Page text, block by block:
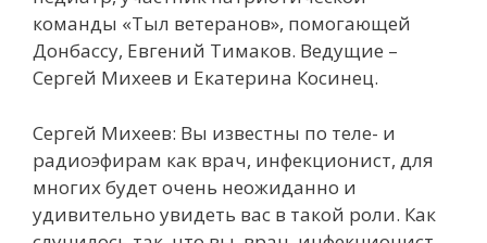
команды «Тыл ветеранов», помогающей
Донбассу, Евгений Тимаков. Ведущие –
Сергей Михеев и Екатерина Косинец.
Сергей Михеев: Вы известны по теле- и
радиоэфирам как врач, инфекционист, для
многих будет очень неожиданно и
удивительно увидеть вас в такой роли. Как